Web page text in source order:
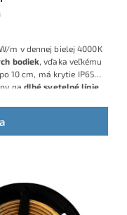
m v dennej bielej 4000K
bodiek, vďaka veľkému
10 cm, má krytie IP65 a
na dlhé svetelné línie
!